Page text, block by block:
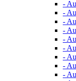
-
-
-
-
-
-
-
-
-